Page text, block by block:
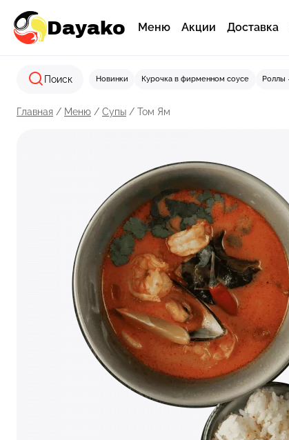
Перейти
содержимому
Dayako Меню Акции Доставка
Поиск Новинки Курочка в фирменном соусе Роллы
Главная / Меню / Супы / Том Ям